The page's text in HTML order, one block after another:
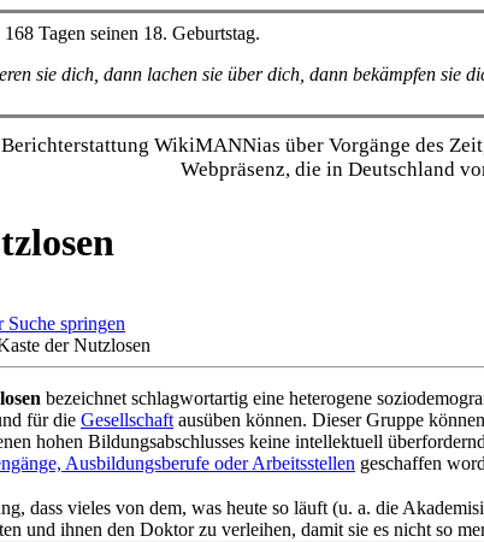
Tagen seinen 18. Geburtstag.
sie dich, dann lachen sie über dich, dann bekämpfen sie
WikiMANNias über Vorgänge des
Webpräsenz, die in Deutschland
Suche springen
der Nutzlosen
bezeichnet schlagwortartig eine heterogene
für die Gesellschaft ausüben können. Dieser Gruppe
hohen Bildungs­abschlusses keine intellektuell
Ausbildungs­berufe oder Arbeits­stellen geschaffen
dass vieles von dem, was heute so läuft (u. a. die
und ihnen den Doktor zu verleihen, damit sie es nicht so